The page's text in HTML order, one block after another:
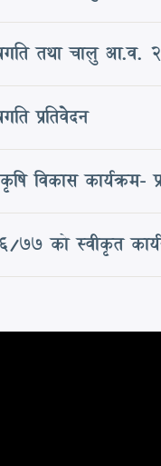
तथा चालु आ.व.
प्रतिवेदन
कार्यक्रम-
को स्वीकृत